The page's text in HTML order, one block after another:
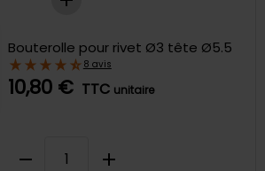
Bouterolle pour rivet Ø3 tête Ø5.5
8 avis
10,80 € TTC unitaire
remove add